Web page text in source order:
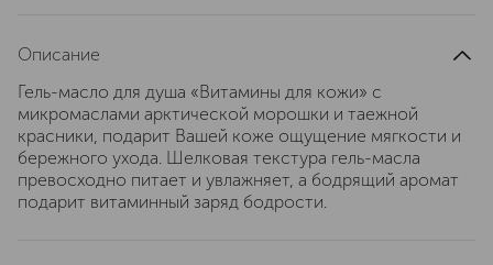
Описание
Гель-масло для душа «Витамины для кожи» с
микромаслами арктической морошки и таежной
красники, подарит Вашей коже ощущение мягкости и
бережного ухода. Шелковая текстура гель-масла
превосходно питает и увлажняет, а бодрящий аромат
подарит витаминный заряд бодрости.